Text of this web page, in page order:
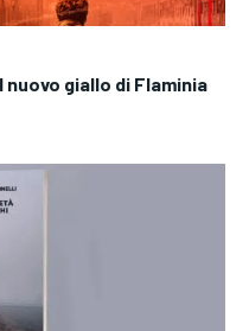
nuovo giallo di Flaminia